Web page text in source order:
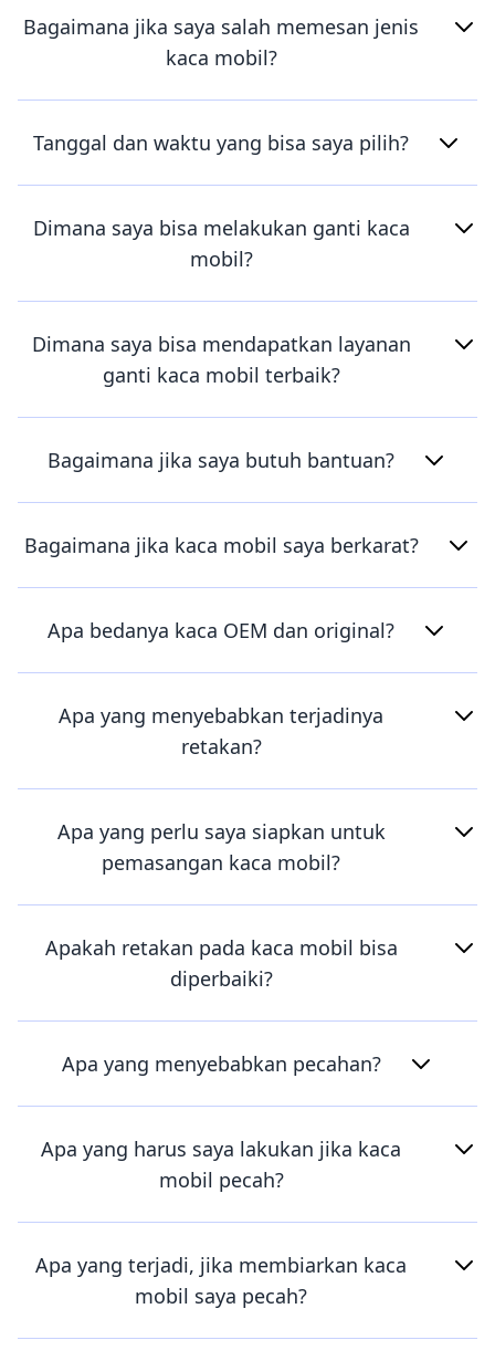
Bagaimana jika saya salah memesan jenis
kaca mobil?
Tanggal dan waktu yang bisa saya pilih?
Dimana saya bisa melakukan ganti kaca
mobil?
Dimana saya bisa mendapatkan layanan
ganti kaca mobil terbaik?
Bagaimana jika saya butuh bantuan?
Bagaimana jika kaca mobil saya berkarat?
Apa bedanya kaca OEM dan original?
Apa yang menyebabkan terjadinya
retakan?
Apa yang perlu saya siapkan untuk
pemasangan kaca mobil?
Apakah retakan pada kaca mobil bisa
diperbaiki?
Apa yang menyebabkan pecahan?
Apa yang harus saya lakukan jika kaca
mobil pecah?
Apa yang terjadi, jika membiarkan kaca
mobil saya pecah?